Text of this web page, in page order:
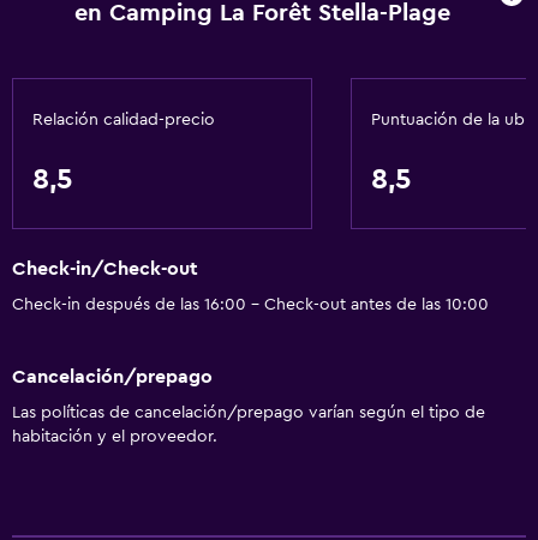
Parque acuático
Cocina
Utensilios de cocina
Comedor
en Camping La Forêt Stella-Plage
Relación calidad-precio
8,5
Puntuación de la
8,5
Check-in/Check-out
Check-in después de las 16:00 - Check-out antes de las 10:00
Cancelación/prepago
Las políticas de cancelación/prepago varían según el tipo de
habitación y el proveedor.